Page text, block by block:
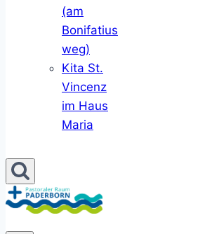
(am
Bonifatius
weg)
Kita St.
Vincenz
im Haus
Maria